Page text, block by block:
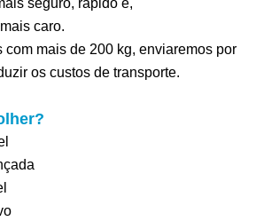
seguro, rápido e,
caro.
com mais de 200 kg, enviaremos por
os custos de transporte.